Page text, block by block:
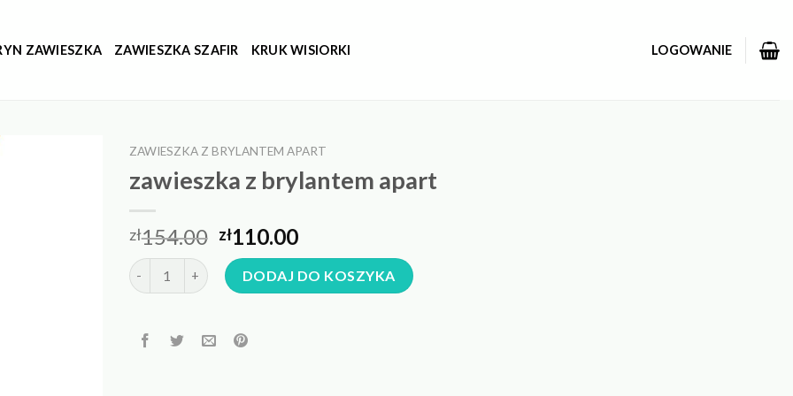
ZAWIESZKA ZAWIESZKA SZAFIR KRUK WISIORKI LOGOWANIE
ZAWIESZKA Z BRYLANTEM APART
zawieszka z brylantem apart
zł154.00 zł110.00
ilość zawieszka z brylantem apart
DODAJ DO KOSZYKA